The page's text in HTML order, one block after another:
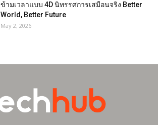
ข้ามเวลาแบบ 4D นิทรรศการเสมือนจริง Better
World, Better Future
May 2, 2026